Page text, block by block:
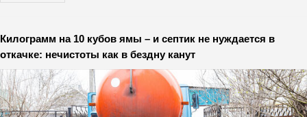
Килограмм на 10 кубов ямы – и септик не нуждается в
откачке: нечистоты как в бездну канут